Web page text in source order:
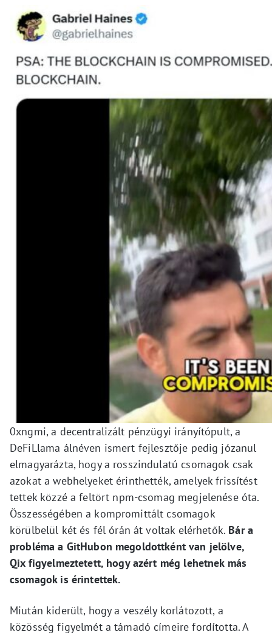
0xngmi, a decentralizált pénzügyi irányítópult, a
DeFiLlama álnéven ismert fejlesztője pedig józanul
elmagyarázta, hogy a rosszindulatú csomagok csak
azokat a webhelyeket érinthették, amelyek frissítést
tettek közzé a feltört npm-csomag megjelenése óta.
Összességében a kompromittált csomagok
körülbelül két és fél órán át voltak elérhetők. Bár a
probléma a GitHubon megoldottként van jelölve,
Qix figyelmeztetett, hogy azért még lehetnek más
csomagok is érintettek.
Miután kiderült, hogy a veszély korlátozott, a
közösség figyelmét a támadó címeire fordította. A